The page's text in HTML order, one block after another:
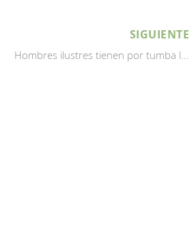
SIGUIENTE
Hombres ilustres tienen por tumba l...